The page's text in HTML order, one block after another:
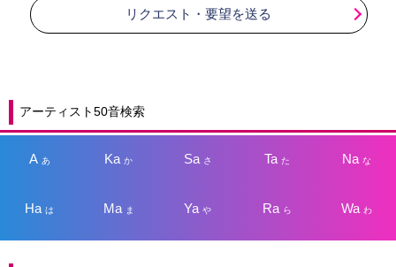
リクエスト・要望を送る
アーティスト50音検索
A あ Kaか Sa さ Taた Na な
Haは Ma ま Yaや Ra ら Wa わ